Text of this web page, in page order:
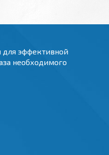
для эффективной
необходимого